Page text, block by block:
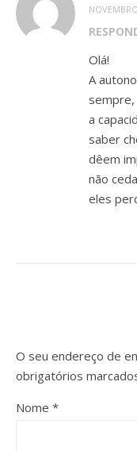
Olá!
A
sempre,
a
saber
dêem
não
eles
O seu endereço de
obrigatórios
Nome *